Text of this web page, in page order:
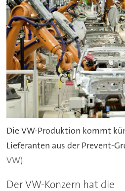
Die VW-Produktion kommt
Lieferanten aus der Prevent-
VW)
Der VW-Konzern hat die